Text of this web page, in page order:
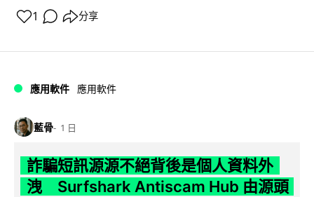
1 分享
應用軟件 應用軟件
藍骨 1 日
詐騙短訊源源不絕背後是個人資料外
洩 Surfshark Antiscam Hub 由源頭